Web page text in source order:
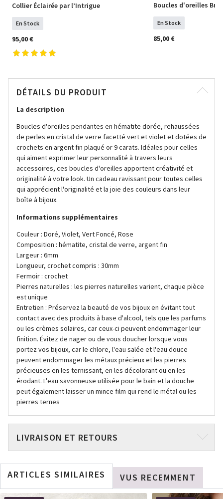
Collier Éclairée par l’Intrigue
En Stock
95,00 €
Boucles d'oreilles
En Stock
85,00 €
DÉTAILS DU PRODUIT
La description
Boucles d'oreilles pendantes en hématite dorée, rehaussées
de perles en cristal de verre facetté vert et violet et dotées de
crochets en argent fin plaqué or 9 carats. Idéales pour celles
qui aiment exprimer leur personnalité à travers leurs
accessoires, ces boucles d'oreilles apportent créativité et
originalité à votre look. Un cadeau ravissant pour toutes celles
qui apprécient l'originalité et la joie des couleurs dans leur
boîte à bijoux.
Informations supplémentaires
Couleur : Doré, Violet, Vert Foncé, Rose
Composition : hématite, cristal de verre, argent fin
Largeur : 6mm
Longueur, crochet compris : 30mm
Fermoir : crochet
Pierres naturelles : les pierres naturelles varient, chaque pièce
est unique
Entretien : Préservez la beauté de vos bijoux en évitant tout
contact avec des produits à base d'alcool, tels que les parfums
ou les crèmes solaires, car ceux-ci peuvent endommager leur
finition. Évitez de nager ou de vous doucher lorsque vous
portez vos bijoux, car le chlore, l'eau salée et l'eau douce
peuvent endommager les métaux précieux et les pierres
précieuses en les ternissant, en les décolorant ou en les
érodant. L'eau savonneuse utilisée pour le bain et la douche
peut également laisser un mince film qui rend le métal ou les
pierres ternes
LIVRAISON ET RETOURS
ARTICLES SIMILAIRES VUS RECEMMENT